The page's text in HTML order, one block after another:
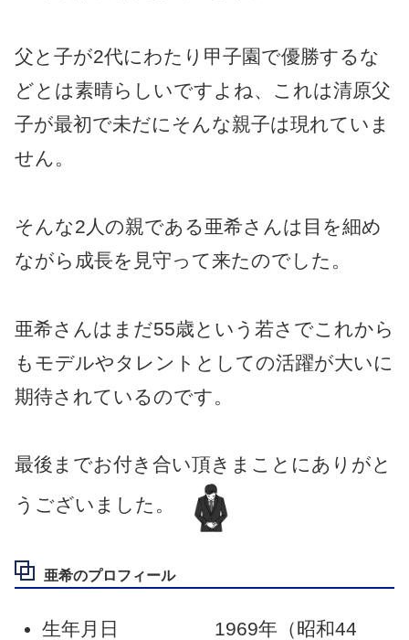
父と子が2代にわたり甲子園で優勝するな
どとは素晴らしいですよね、これは清原父
子が最初で未だにそんな親子は現れていま
せん。
そんな2人の親である亜希さんは目を細め
ながら成長を見守って来たのでした。
亜希さんはまだ55歳という若さでこれから
もモデルやタレントとしての活躍が大いに
期待されているのです。
最後までお付き合い頂きまことにありがと
うございました。
亜希のプロフィール
生年月日 1969年（昭和44